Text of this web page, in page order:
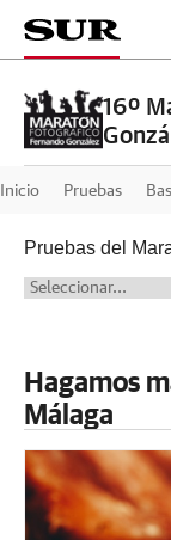
16º
Inicio Pruebas
Pruebas del
Hagamos
Málaga